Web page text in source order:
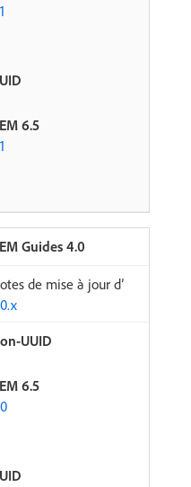
6.5
Guides 4.0
de mise à jour d’
UUID
6.5